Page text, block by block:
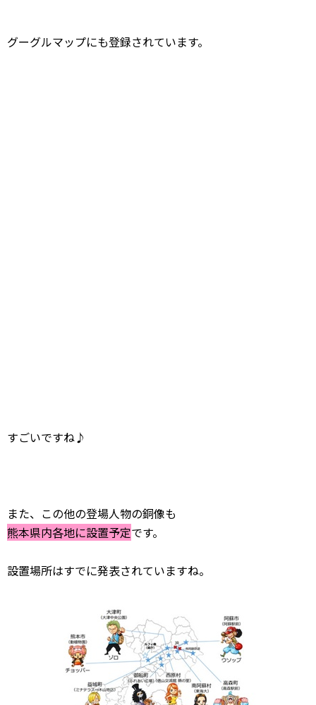
グーグルマップにも登録されています。
すごいですね♪
また、この他の登場人物の銅像も
熊本県内各地に設置予定です。
設置場所はすでに発表されていますね。